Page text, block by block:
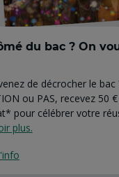
du bac ? On
de décrocher le bac
ou PAS, recevez 50
pour célébrer votre
plus.